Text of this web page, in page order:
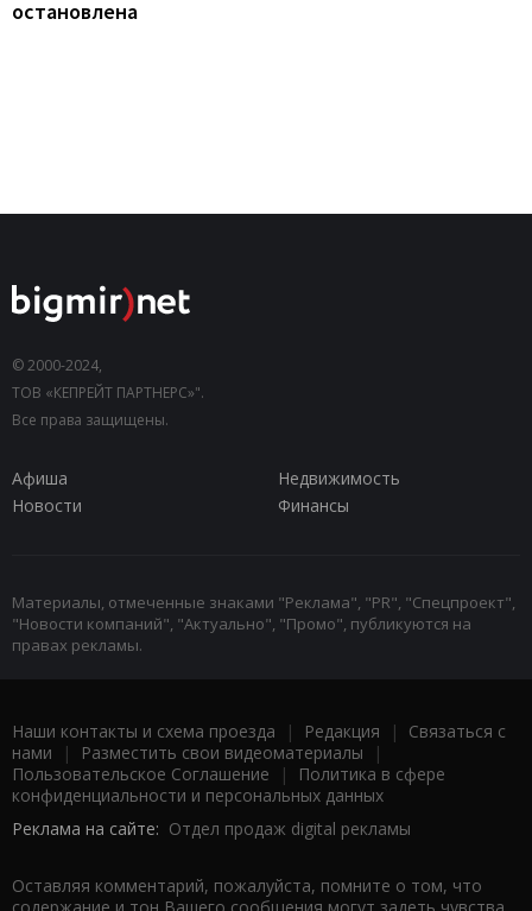
остановлена
© 2000-2024,
ТОВ «КЕПРЕЙТ ПАРТНЕРС»".
Все права защищены.
Афиша
Недвижимость
Новости
Финансы
Материалы, отмеченные знаками "Реклама", "PR", "Спецпроект",
"Новости компаний", "Актуально", "Промо", публикуются на
правах рекламы.
Наши контакты и схема проезда | Редакция | Связаться с
нами | Разместить свои видеоматериалы |
Пользовательское Соглашение |
Политика в сфере
конфиденциальности и персональных данных
Реклама на сайте: Отдел продаж digital рекламы
Оставляя комментарий, пожалуйста, помните о том, что